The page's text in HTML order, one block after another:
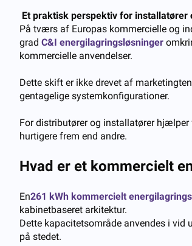
Et praktisk perspektiv for installatører
På tværs af Europas kommercielle og
grad C&I energilagringsløsninger
kommercielle anvendelser.
Dette skift er ikke drevet af
gentagelige systemkonfigurationer.
For distributører og installatører hjælper
hurtigere frem end andre.
Hvad er et kommercielt
En261 kWh kommercielt
kabinetbaseret arkitektur.
Dette kapacitetsområde anvendes i
på stedet.